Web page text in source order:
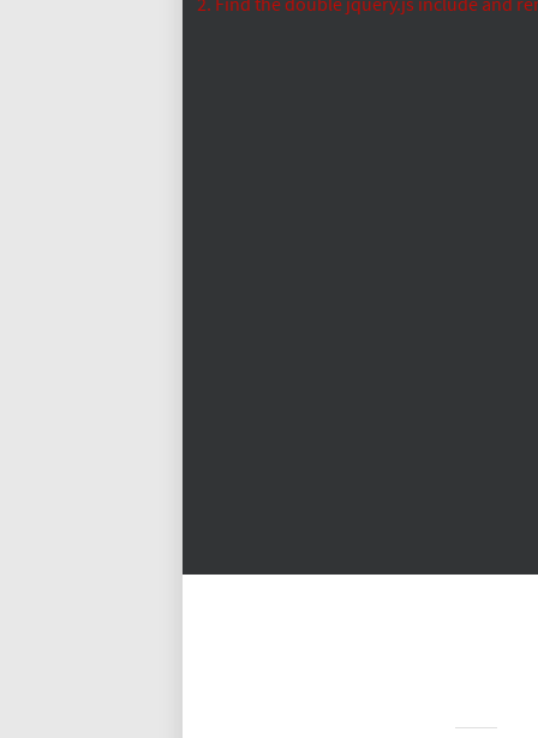
2. Find the double jquery.js include and